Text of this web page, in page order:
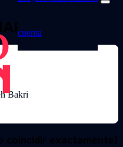
cuenta
Bakri
coincidir exactamente)